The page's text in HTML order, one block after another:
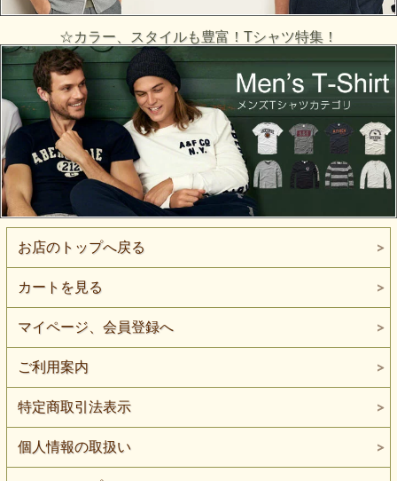
☆カラー、スタイルも豊富！Tシャツ特集！
お店のトップへ戻る
カートを見る
マイページ、会員登録へ
ご利用案内
特定商取引法表示
個人情報の取扱い